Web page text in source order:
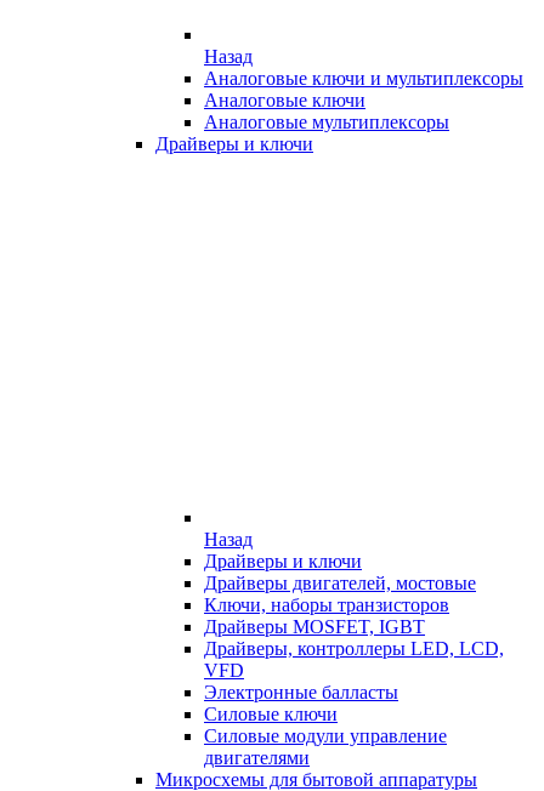
Назад
Аналоговые ключи и мультиплексоры
Аналоговые ключи
Аналоговые мультиплексоры
Драйверы и ключи
Назад
Драйверы и ключи
Драйверы двигателей, мостовые
Ключи, наборы транзисторов
Драйверы MOSFET, IGBT
Драйверы, контроллеры LED, LCD,
VFD
Электронные балласты
Силовые ключи
Силовые модули управление
двигателями
Микросхемы для бытовой аппаратуры